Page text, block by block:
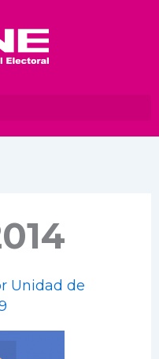
Unidad de